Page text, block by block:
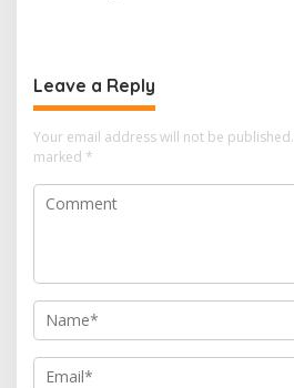
Leave a Reply
Your email address will not be published.
marked *